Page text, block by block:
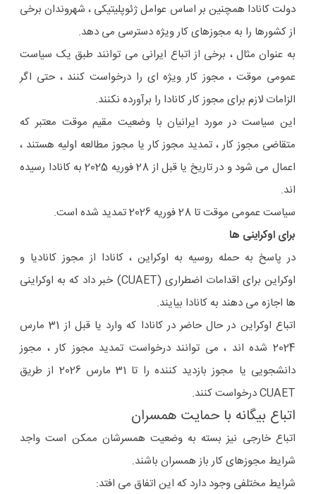
دولت کانادا همچنین بر اساس عوامل ژئوپلیتیکی ، شهروندان برخی
از کشورها را به مجوزهای کار ویژه دسترسی می دهد.
به عنوان مثال ، برخی از اتباع ایرانی می توانند طبق یک سیاست
عمومی موقت ، مجوز کار ویژه ای را درخواست کنند ، حتی اگر
الزامات لازم برای مجوز کار کانادا را برآورده نکنند.
این سیاست در مورد ایرانیان با وضعیت مقیم موقت معتبر که
متقاضی مجوز کار ، تمدید مجوز کار یا مجوز مطالعه اولیه هستند ،
اعمال می شود و در تاریخ یا قبل از 28 فوریه 2025 به کانادا رسیده
اند.
سیاست عمومی موقت تا 28 فوریه 2026 تمدید شده است.
برای اوکراینی ها
در پاسخ به حمله روسیه به اوکراین ، کانادا از مجوز کانادیا و
اوکراین برای اقدامات اضطراری (CUAET) خبر داد که به اوکراینی
ها اجازه می دهند به کانادا بیایند.
اتباع اوکراین در حال حاضر در کانادا که وارد یا قبل از 31 مارس
2024 شده اند ، می توانند درخواست تمدید مجوز کار ، مجوز
دانشجویی یا مجوز بازدید کننده را تا 31 مارس 2026 از طریق
CUAET درخواست کنند.
اتباع بیگانه با حمایت همسران
اتباع خارجی نیز بسته به وضعیت همسرشان ممکن است واجد
شرایط مجوزهای کار باز همسران باشند.
شرایط مختلفی وجود دارد که این اتفاق می افتد: